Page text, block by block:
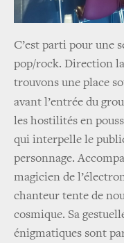
C’est parti pour une
pop/rock. Direction
trouvons une place
avant l’entrée du
les hostilités en
qui interpelle le
personnage.
magicien de
chanteur tente de
cosmique. Sa
énigmatiques sont